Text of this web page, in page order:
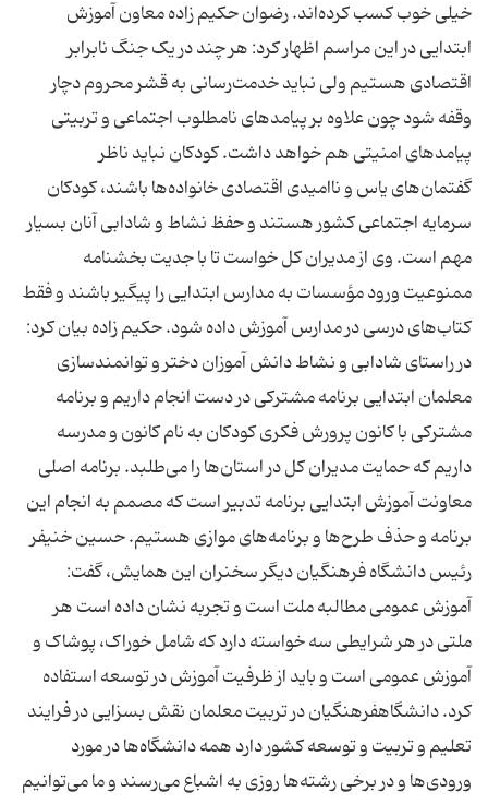
خیلی خوب کسب کرده‌اند. رضوان حکیم زاده معاون آموزش
ابتدایی در این مراسم اظهار کرد: هر چند در یک جنگ نابرابر
اقتصادی هستیم ولی نباید خدمت‌رسانی به قشر محروم دچار
وقفه شود چون علاوه بر پیامدهای نامطلوب اجتماعی و تربیتی
پیامدهای امنیتی هم خواهد داشت. کودکان نباید ناظر
گفتمان‌های یاس و ناامیدی اقتصادی خانواده‌ها باشند، کودکان
سرمایه اجتماعی کشور هستند و حفظ نشاط و شادابی آنان بسیار
مهم است. وی از مدیران کل خواست تا با جدیت بخشنامه
ممنوعیت ورود مؤسسات به مدارس ابتدایی را پیگیر باشند و فقط
کتاب‌های درسی در مدارس آموزش داده شود. حکیم زاده بیان کرد:
در راستای شادابی و نشاط دانش آموزان دختر و توانمندسازی
معلمان ابتدایی برنامه مشترکی در دست انجام داریم و برنامه
مشترکی با کانون پرورش فکری کودکان به نام کانون و مدرسه
داریم که حمایت مدیران کل در استان‌ها را می‌طلبد. برنامه اصلی
معاونت آموزش ابتدایی برنامه تدبیر است که مصمم به انجام این
برنامه و حذف طرح‌ها و برنامه‌های موازی هستیم. حسین خنیفر
رئیس دانشگاه فرهنگیان دیگر سخنران این همایش، گفت:
آموزش عمومی مطالبه ملت است و تجربه نشان داده است هر
ملتی در هر شرایطی سه خواسته دارد که شامل خوراک، پوشاک و
آموزش عمومی است و باید از ظرفیت آموزش در توسعه استفاده
کرد. دانشگاهفرهنگیان در تربیت معلمان نقش بسزایی در فرایند
تعلیم و تربیت و توسعه کشور دارد همه دانشگاه‌ها در مورد
ورودی‌ها و در برخی رشته‌ها روزی به اشباع می‌رسند و ما می‌توانیم